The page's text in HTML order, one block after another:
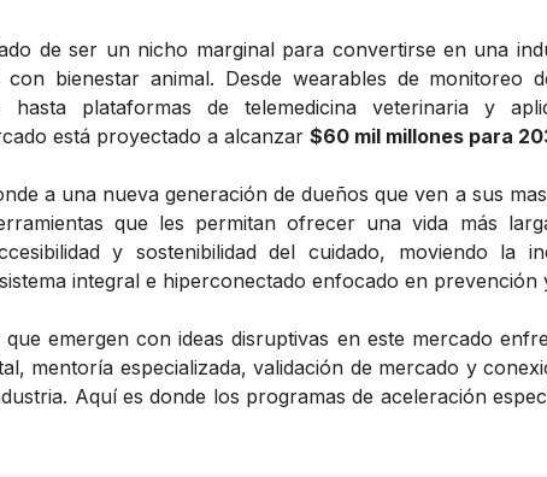
de ser un nicho marginal para convertirse en una
bienestar animal. Desde wearables de monitoreo
hasta plataformas de telemedicina veterinaria y
está proyectado a alcanzar $60 mil millones para
a una nueva generación de dueños que ven a sus
que les permitan ofrecer una vida más
y sostenibilidad del cuidado, moviendo la
integral e hiperconectado enfocado en prevención
que emergen con ideas disruptivas en este mercado
mentoría especializada, validación de mercado y
Aquí es donde los programas de aceleración